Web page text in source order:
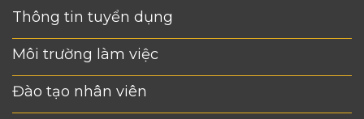
Thông tin tuyển dụng
Môi trường làm việc
Đào tạo nhân viên